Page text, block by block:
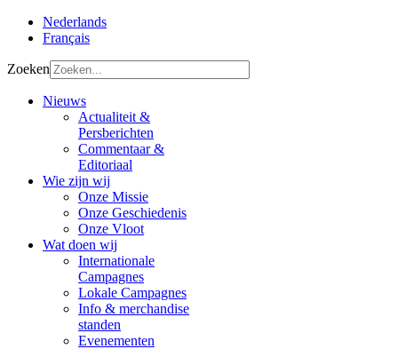
Nederlands
Français
Zoeken
Nieuws
Actualiteit &
Persberichten
Commentaar &
Editoriaal
Wie zijn wij
Onze Missie
Onze Geschiedenis
Onze Vloot
Wat doen wij
Internationale
Campagnes
Lokale Campagnes
Info & merchandise
standen
Evenementen